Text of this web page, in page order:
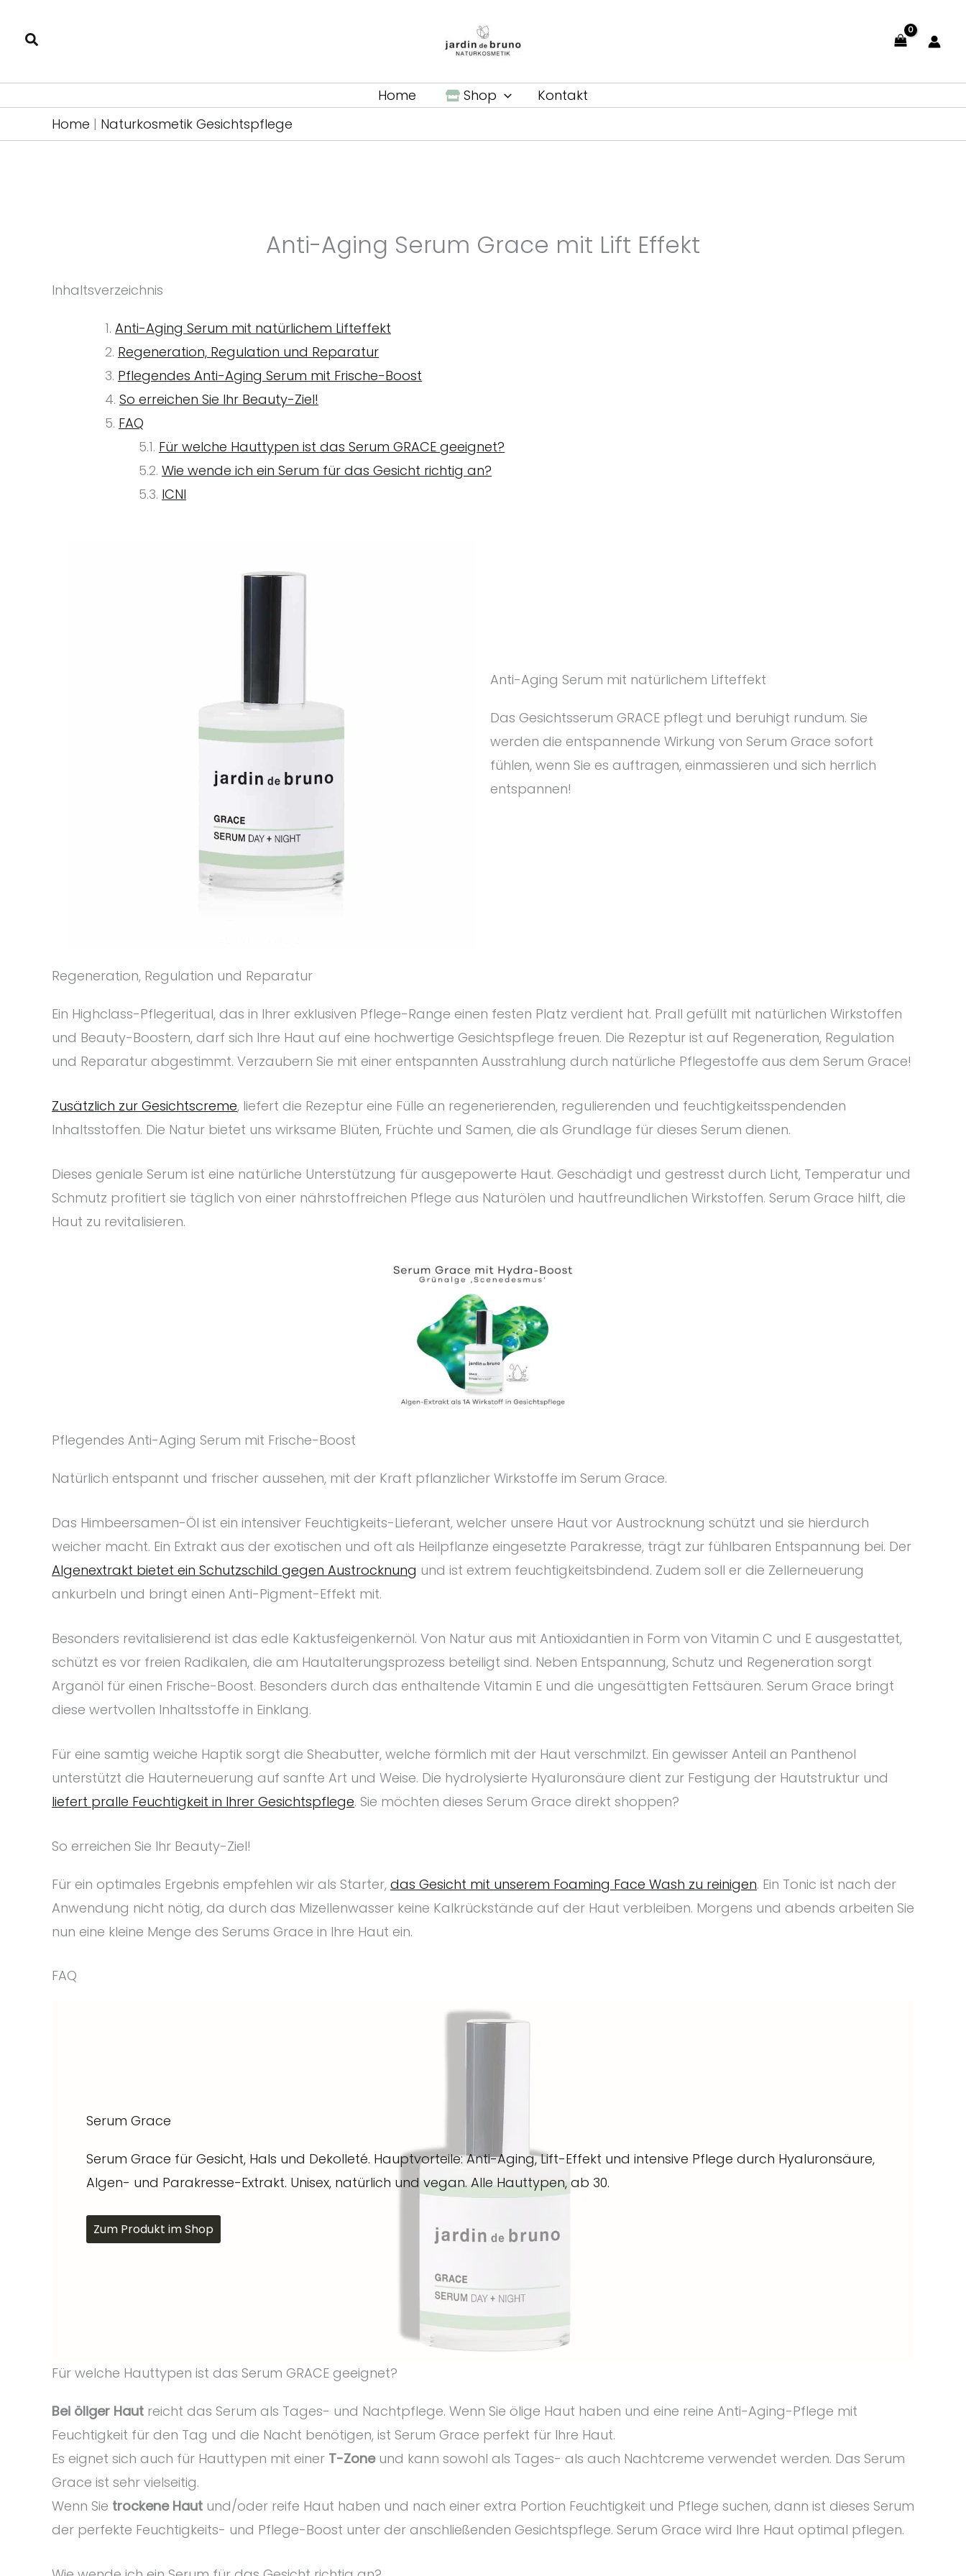
Inhalt
Home Shop
Kontakt
Home | Naturkosmetik Gesichtspflege
Anti-Aging Serum Grace mit Lift Effekt
Inhaltsverzeichnis
Anti-Aging Serum mit natürlichem Lifteffekt
Regeneration, Regulation und Reparatur
Pflegendes Anti-Aging Serum mit Frische-Boost
So erreichen Sie Ihr Beauty-Ziel!
FAQ
Für welche Hauttypen ist das Serum GRACE geeignet?
Wie wende ich ein Serum für das Gesicht richtig an?
ICNI
Anti-Aging Serum mit natürlichem Lifteffekt
Das Gesichtsserum GRACE pflegt und beruhigt rundum. Sie
werden die entspannende Wirkung von Serum Grace sofort
fühlen, wenn Sie es auftragen, einmassieren und sich herrlich
entspannen!
Regeneration, Regulation und Reparatur
Ein Highclass-Pflegeritual, das in Ihrer exklusiven Pflege-Range einen festen Platz verdient hat. Prall gefüllt mit natürlichen Wirkstoffen
und Beauty-Boostern, darf sich Ihre Haut auf eine hochwertige Gesichtspflege freuen. Die Rezeptur ist auf Regeneration, Regulation
und Reparatur abgestimmt. Verzaubern Sie mit einer entspannten Ausstrahlung durch natürliche Pflegestoffe aus dem Serum Grace!
Zusätzlich zur Gesichtscreme, liefert die Rezeptur eine Fülle an regenerierenden, regulierenden und feuchtigkeitsspendenden
Inhaltsstoffen. Die Natur bietet uns wirksame Blüten, Früchte und Samen, die als Grundlage für dieses Serum dienen.
Dieses geniale Serum ist eine natürliche Unterstützung für ausgepowerte Haut. Geschädigt und gestresst durch Licht, Temperatur und
Schmutz profitiert sie täglich von einer nährstoffreichen Pflege aus Naturölen und hautfreundlichen Wirkstoffen. Serum Grace hilft, die
Haut zu revitalisieren.
Pflegendes Anti-Aging Serum mit Frische-Boost
Natürlich entspannt und frischer aussehen, mit der Kraft pflanzlicher Wirkstoffe im Serum Grace.
Das Himbeersamen-Öl ist ein intensiver Feuchtigkeits-Lieferant, welcher unsere Haut vor Austrocknung schützt und sie hierdurch
weicher macht. Ein Extrakt aus der exotischen und oft als Heilpflanze eingesetzte Parakresse, trägt zur fühlbaren Entspannung bei. Der
Algenextrakt bietet ein Schutzschild gegen Austrocknung und ist extrem feuchtigkeitsbindend. Zudem soll er die Zellerneuerung
ankurbeln und bringt einen Anti-Pigment-Effekt mit.
Besonders revitalisierend ist das edle Kaktusfeigenkernöl. Von Natur aus mit Antioxidantien in Form von Vitamin C und E ausgestattet,
schützt es vor freien Radikalen, die am Hautalterungsprozess beteiligt sind. Neben Entspannung, Schutz und Regeneration sorgt
Arganöl für einen Frische-Boost. Besonders durch das enthaltende Vitamin E und die ungesättigten Fettsäuren. Serum Grace bringt
diese wertvollen Inhaltsstoffe in Einklang.
Für eine samtig weiche Haptik sorgt die Sheabutter, welche förmlich mit der Haut verschmilzt. Ein gewisser Anteil an Panthenol
unterstützt die Hauterneuerung auf sanfte Art und Weise. Die hydrolysierte Hyaluronsäure dient zur Festigung der Hautstruktur und
liefert pralle Feuchtigkeit in Ihrer Gesichtspflege. Sie möchten dieses Serum Grace direkt shoppen?
So erreichen Sie Ihr Beauty-Ziel!
Für ein optimales Ergebnis empfehlen wir als Starter, das Gesicht mit unserem Foaming Face Wash zu reinigen. Ein Tonic ist nach der
Anwendung nicht nötig, da durch das Mizellenwasser keine Kalkrückstände auf der Haut verbleiben. Morgens und abends arbeiten Sie
nun eine kleine Menge des Serums Grace in Ihre Haut ein.
FAQ
Serum Grace
Serum Grace für Gesicht, Hals und Dekolleté. Hauptvorteile: Anti-Aging, Lift-Effekt und intensive Pflege durch Hyaluronsäure,
Algen- und Parakresse-Extrakt. Unisex, natürlich und vegan. Alle Hauttypen, ab 30.
Zum Produkt im Shop
Für welche Hauttypen ist das Serum GRACE geeignet?
Bei öliger Haut reicht das Serum als Tages- und Nachtpflege. Wenn Sie ölige Haut haben und eine reine Anti-Aging-Pflege mit
Feuchtigkeit für den Tag und die Nacht benötigen, ist Serum Grace perfekt für Ihre Haut.
Es eignet sich auch für Hauttypen mit einer T-Zone und kann sowohl als Tages- als auch Nachtcreme verwendet werden. Das Serum
Grace ist sehr vielseitig.
Wenn Sie trockene Haut und/oder reife Haut haben und nach einer extra Portion Feuchtigkeit und Pflege suchen, dann ist dieses Serum
der perfekte Feuchtigkeits- und Pflege-Boost unter der anschließenden Gesichtspflege. Serum Grace wird Ihre Haut optimal pflegen.